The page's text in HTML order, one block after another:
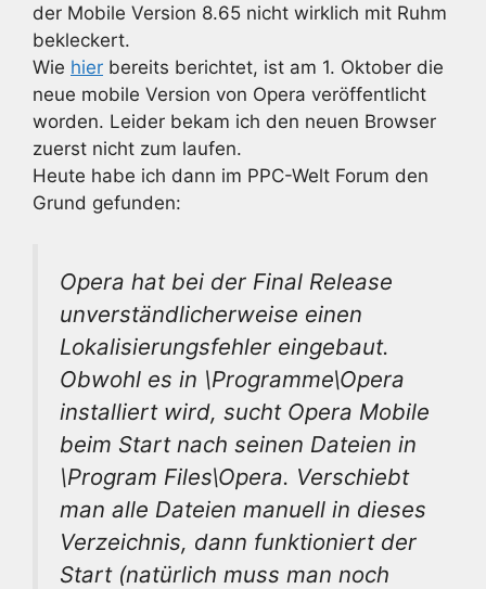
der Mobile Version 8.65 nicht wirklich mit Ruhm
bekleckert.
Wie hier bereits berichtet, ist am 1. Oktober die
neue mobile Version von Opera veröffentlicht
worden. Leider bekam ich den neuen Browser
zuerst nicht zum laufen.
Heute habe ich dann im PPC-Welt Forum den
Grund gefunden:
Opera hat bei der Final Release
unverständlicherweise einen
Lokalisierungsfehler eingebaut.
Obwohl es in \Programme\Opera
installiert wird, sucht Opera Mobile
beim Start nach seinen Dateien in
\Program Files\Opera. Verschiebt
man alle Dateien manuell in dieses
Verzeichnis, dann funktioniert der
Start (natürlich muss man noch